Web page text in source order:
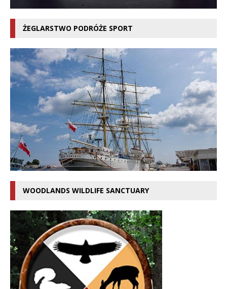
ŻEGLARSTWO PODRÓŻE SPORT
WOODLANDS WILDLIFE SANCTUARY